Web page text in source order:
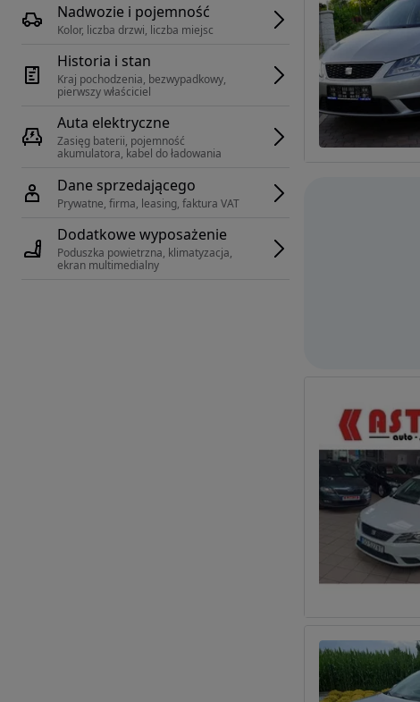
Nadwozie i pojemność
Kolor, liczba drzwi, liczba miejsc
Historia i stan
Kraj pochodzenia, bezwypadkowy,
pierwszy właściciel
Auta elektryczne
Zasięg baterii, pojemność
akumulatora, kabel do ładowania
Dane sprzedającego
Prywatne, firma, leasing, faktura VAT
Dodatkowe wyposażenie
Poduszka powietrzna, klimatyzacja,
ekran multimedialny